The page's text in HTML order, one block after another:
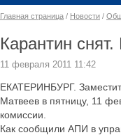
Главная страница / Новости /
Карантин
11 февраля 2011 11:42
ЕКАТЕРИНБУРГ.
Матвеев в пятницу, 11
комиссии.
Как сообщили АПИ в